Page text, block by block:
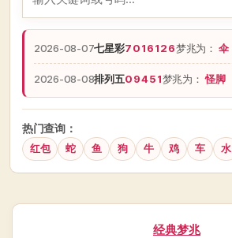
2026-08-07七星彩7016126梦兆为：伞
2026-08-08排列五09451梦兆为：怪脚
热门查询：
红包 蛇 鱼 狗 牛 鸡 车 水
分
经典梦兆